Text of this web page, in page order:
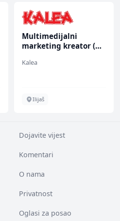
Multimedijalni
marketing kreator (m/
Kalea
Ilijaš
Dojavite vijest
Komentari
O nama
Privatnost
Oglasi za posao